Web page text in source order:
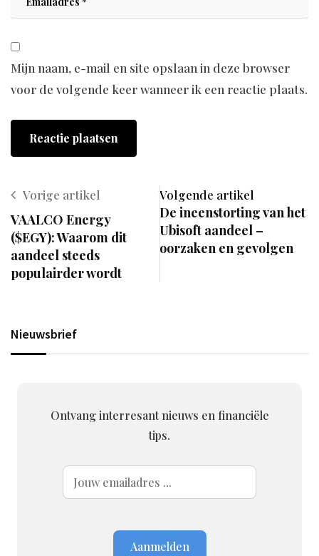
Mijn naam, e-mail en site opslaan in deze browser
voor de volgende keer wanneer ik een reactie plaats.
Vorige artikel
VAALCO Energy
($EGY): Waarom dit
aandeel steeds
populairder wordt
Volgende artikel
De ineenstorting van het
Ubisoft aandeel –
oorzaken en gevolgen
Nieuwsbrief
Ontvang interresant nieuws en financiële
tips.